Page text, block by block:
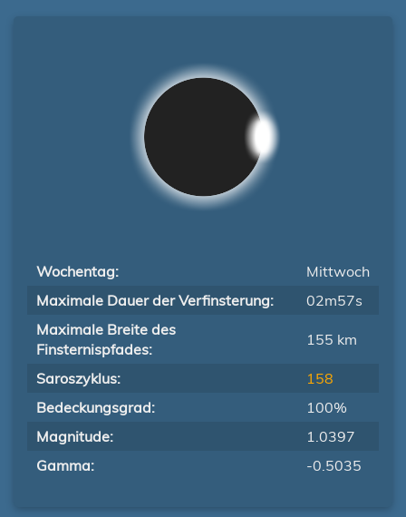
Wochentag:
Mittwoch
Maximale Dauer der Verfinsterung:
02m57s
Maximale Breite des
Finsternispfades:
155 km
Saroszyklus:
158
Bedeckungsgrad:
100%
Magnitude:
1.0397
Gamma:
-0.5035